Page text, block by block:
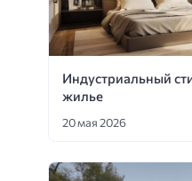
Индустриальный
жилье
20 мая 2026